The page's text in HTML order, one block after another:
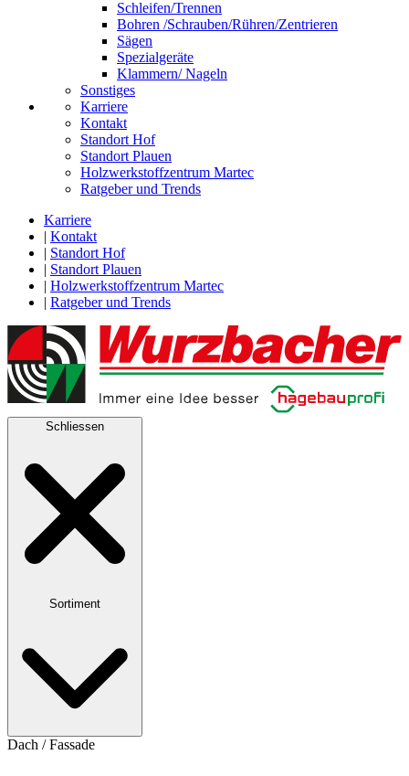
Schleifen/Trennen
Bohren /Schrauben/Rühren/Zentrieren
Sägen
Spezialgeräte
Klammern/ Nageln
Sonstiges
Karriere
Kontakt
Standort Hof
Standort Plauen
Holzwerkstoffzentrum Martec
Ratgeber und Trends
Karriere
| Kontakt
| Standort Hof
| Standort Plauen
| Holzwerkstoffzentrum Martec
| Ratgeber und Trends
Schliessen
Sortiment
Dach / Fassade